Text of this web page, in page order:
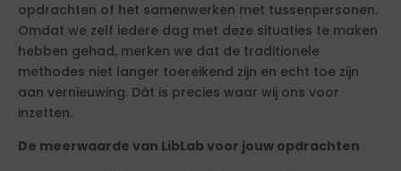
opdrachten of het samenwerken met tussenpersonen.
Omdat we zelf iedere dag met deze situaties te maken
hebben gehad, merken we dat de traditionele
methodes niet langer toereikend zijn en echt toe zijn
aan vernieuwing. Dát is precies waar wij ons voor
inzetten.
De meerwaarde van LibLab voor jouw opdrachten